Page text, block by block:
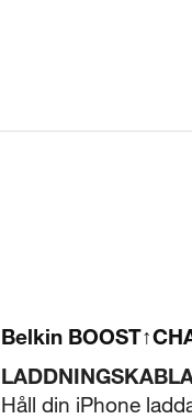
Belkin
Håll din iPhone